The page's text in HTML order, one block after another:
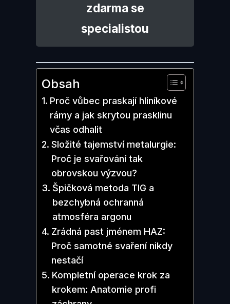
zdarma se
specialistou
Obsah
Proč vůbec praskají hliníkové
rámy a jak skrytou prasklinu
včas odhalit
Složité tajemství metalurgie:
Proč je svařování tak
obrovskou výzvou?
Špičková metoda TIG a
bezchybná ochranná
atmosféra argonu
Zrádná past jménem HAZ:
Proč samotné svaření nikdy
nestačí
Kompletní operace krok za
krokem: Anatomie profi